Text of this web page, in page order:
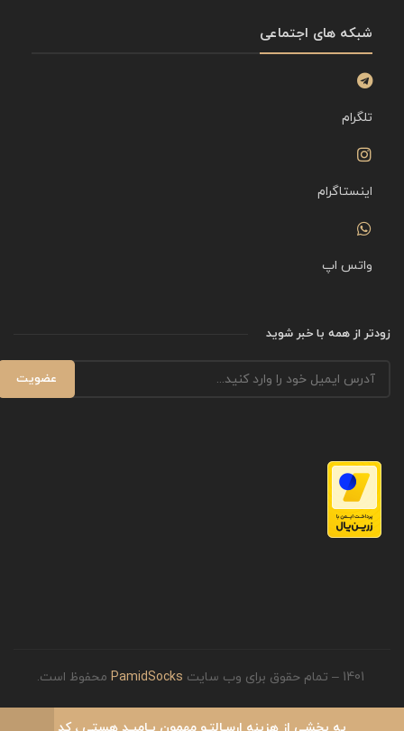
شبکه های اجتماعی
تلگرام
اینستاگرام
واتس اپ
زودتر از همه با خبر شوید
PamidSocks محفوظ است.